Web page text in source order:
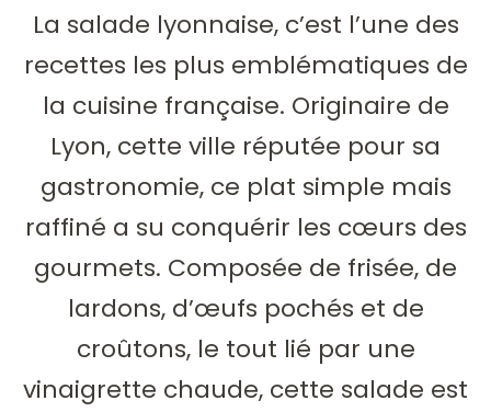
La salade lyonnaise, c’est l’une des
recettes les plus emblématiques de
la cuisine française. Originaire de
Lyon, cette ville réputée pour sa
gastronomie, ce plat simple mais
raffiné a su conquérir les cœurs des
gourmets. Composée de frisée, de
lardons, d’œufs pochés et de
croûtons, le tout lié par une
vinaigrette chaude, cette salade est